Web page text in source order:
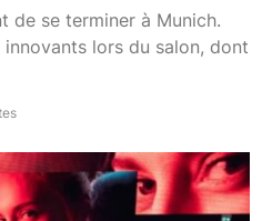
de se terminer à Munich.
lors du salon, dont